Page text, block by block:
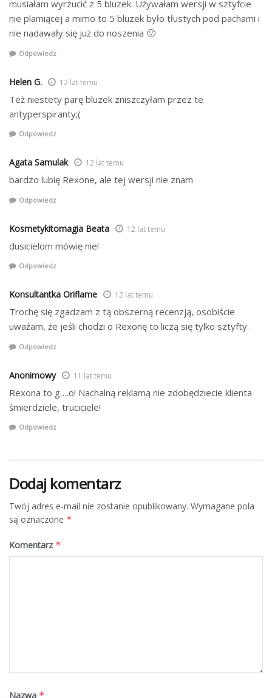
musiałam wyrzucić z 5 bluzek. Używałam wersji w sztyfcie
nie plamiącej a mimo to 5 bluzek było tłustych pod pachami i
nie nadawały się już do noszenia 🙁
Odpowiedz
Helen G. 12 lat temu
Też niestety parę bluzek zniszczyłam przez te
antyperspiranty;(
Odpowiedz
Agata Samulak 12 lat temu
bardzo lubię Rexone, ale tej wersji nie znam
Odpowiedz
Kosmetykitomagia Beata 12 lat temu
dusicielom mówię nie!
Odpowiedz
Konsultantka Oriflame 12 lat temu
Trochę się zgadzam z tą obszerną recenzją, osobiście
uważam, że jeśli chodzi o Rexonę to liczą się tylko sztyfty.
Odpowiedz
Anonimowy 11 lat temu
Rexona to g….o! Nachalną reklamą nie zdobędziecie klienta
śmierdziele, truciciele!
Odpowiedz
Dodaj komentarz
Twój adres e-mail nie zostanie opublikowany. Wymagane pola
są oznaczone *
Komentarz *
Nazwa *